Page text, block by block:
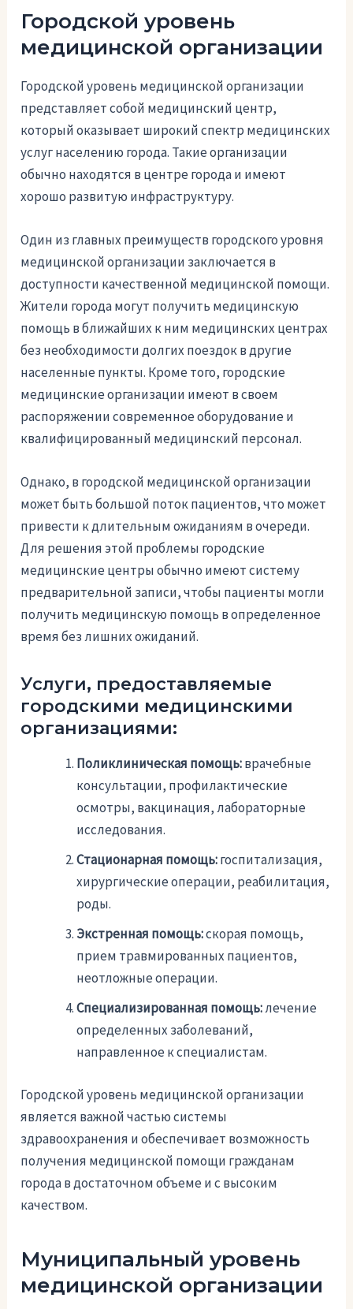
Городской уровень
медицинской организации
Городской уровень медицинской организации
представляет собой медицинский центр,
который оказывает широкий спектр медицинских
услуг населению города. Такие организации
обычно находятся в центре города и имеют
хорошо развитую инфраструктуру.
Один из главных преимуществ городского уровня
медицинской организации заключается в
доступности качественной медицинской помощи.
Жители города могут получить медицинскую
помощь в ближайших к ним медицинских центрах
без необходимости долгих поездок в другие
населенные пункты. Кроме того, городские
медицинские организации имеют в своем
распоряжении современное оборудование и
квалифицированный медицинский персонал.
Однако, в городской медицинской организации
может быть большой поток пациентов, что может
привести к длительным ожиданиям в очереди.
Для решения этой проблемы городские
медицинские центры обычно имеют систему
предварительной записи, чтобы пациенты могли
получить медицинскую помощь в определенное
время без лишних ожиданий.
Услуги, предоставляемые
городскими медицинскими
организациями:
Поликлиническая помощь:врачебные
консультации, профилактические
осмотры, вакцинация, лабораторные
исследования.
Стационарная помощь:госпитализация,
хирургические операции, реабилитация,
роды.
Экстренная помощь:скорая помощь,
прием травмированных пациентов,
неотложные операции.
Специализированная помощь:лечение
определенных заболеваний,
направленное к специалистам.
Городской уровень медицинской организации
является важной частью системы
здравоохранения и обеспечивает возможность
получения медицинской помощи гражданам
города в достаточном объеме и с высоким
качеством.
Муниципальный уровень
медицинской организации